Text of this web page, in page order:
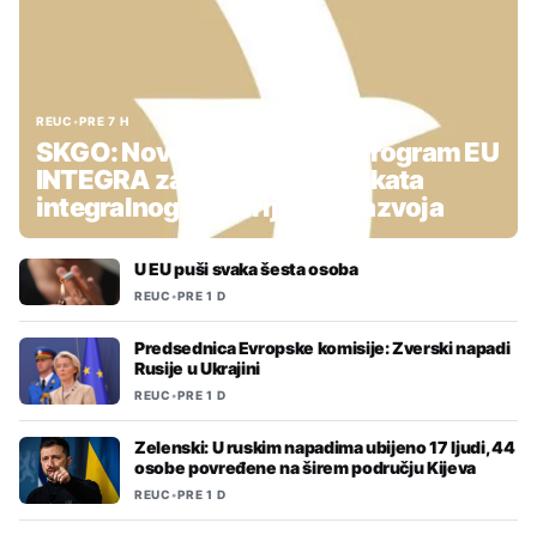
REUC •PRE 7 H
SKGO: Nova podrška kroz Program EU
INTEGRA za pripremu projekata
integralnog teritorijalnog razvoja
U EU puši svaka šesta osoba
REUC•PRE 1 D
Predsednica Evropske komisije: Zverski napadi
Rusije u Ukrajini
REUC•PRE 1 D
Zelenski: U ruskim napadima ubijeno 17 ljudi, 44
osobe povređene na širem području Kijeva
REUC•PRE 1 D